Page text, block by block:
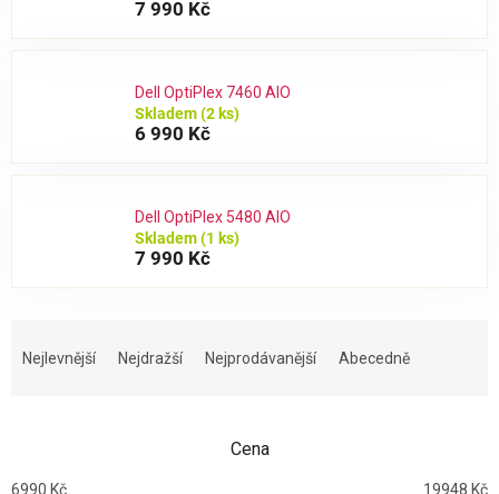
7 990 Kč
Dell OptiPlex 7460 AIO
Skladem(2 ks)
6 990 Kč
Dell OptiPlex 5480 AIO
Skladem(1 ks)
7 990 Kč
p
Nejlevnější Nejdražší Nejprodávanější Abecedně
Cena
6990 Kč 19948 Kč